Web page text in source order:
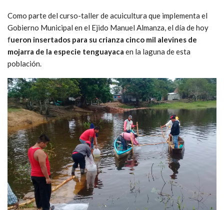
Como parte del curso-taller de acuicultura que implementa el
Gobierno Municipal en el Ejido Manuel Almanza, el día de hoy
fueron insertados para su crianza cinco mil alevines de
mojarra de la especie tenguayaca en la laguna de esta
población.